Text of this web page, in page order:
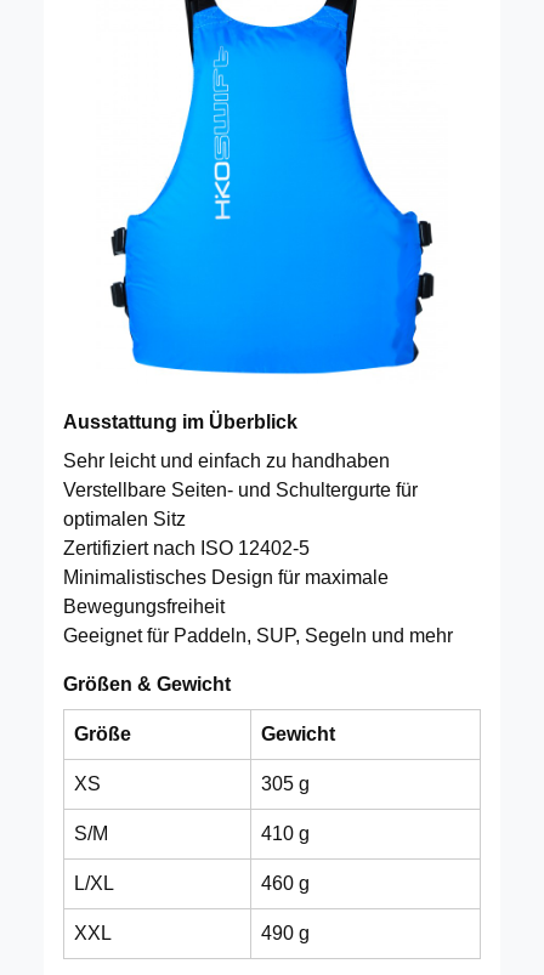
Ausstattung im Überblick
Sehr leicht und einfach zu handhaben
Verstellbare Seiten- und Schultergurte für
optimalen Sitz
Zertifiziert nach ISO 12402-5
Minimalistisches Design für maximale
Bewegungsfreiheit
Geeignet für Paddeln, SUP, Segeln und mehr
Größen & Gewicht
Größe Gewicht
XS 305 g
S/M 410 g
L/XL 460 g
XXL 490 g